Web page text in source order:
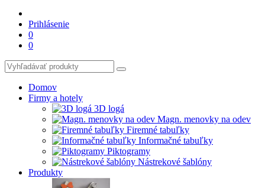
Prihlásenie
0
0
Domov
Firmy a hotely
3D logá
Magn. menovky na odev
Firemné tabuľky
Informačné tabuľky
Piktogramy
Nástrekové šablóny
Produkty